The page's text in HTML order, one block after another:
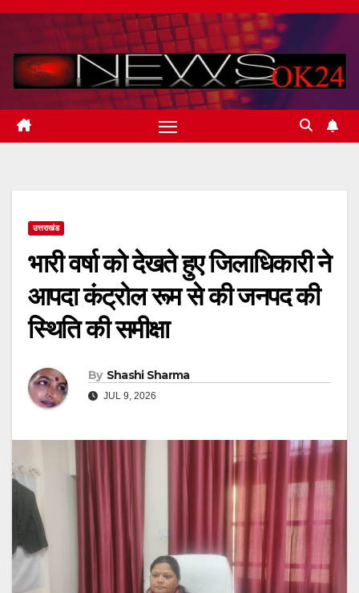
Skip
content
उत्तराखंड
भारी वर्षा को देखते हुए जिलाधिकारी ने
आपदा कंट्रोल रूम से की जनपद की
स्थिति की समीक्षा
By Shashi Sharma
JUL 9, 2026